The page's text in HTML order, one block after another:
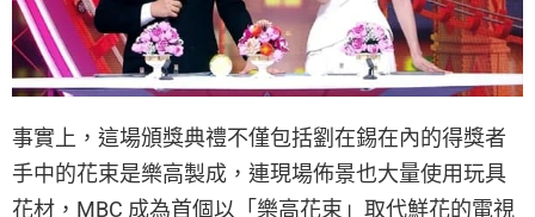
事實上，這場頒獎典禮不僅包括劉在錫在內的得獎者
手中的花束是樂高製成，連現場佈景也大量使用玩具
花材，MBC 成為首個以「樂高花束」取代鮮花的電視